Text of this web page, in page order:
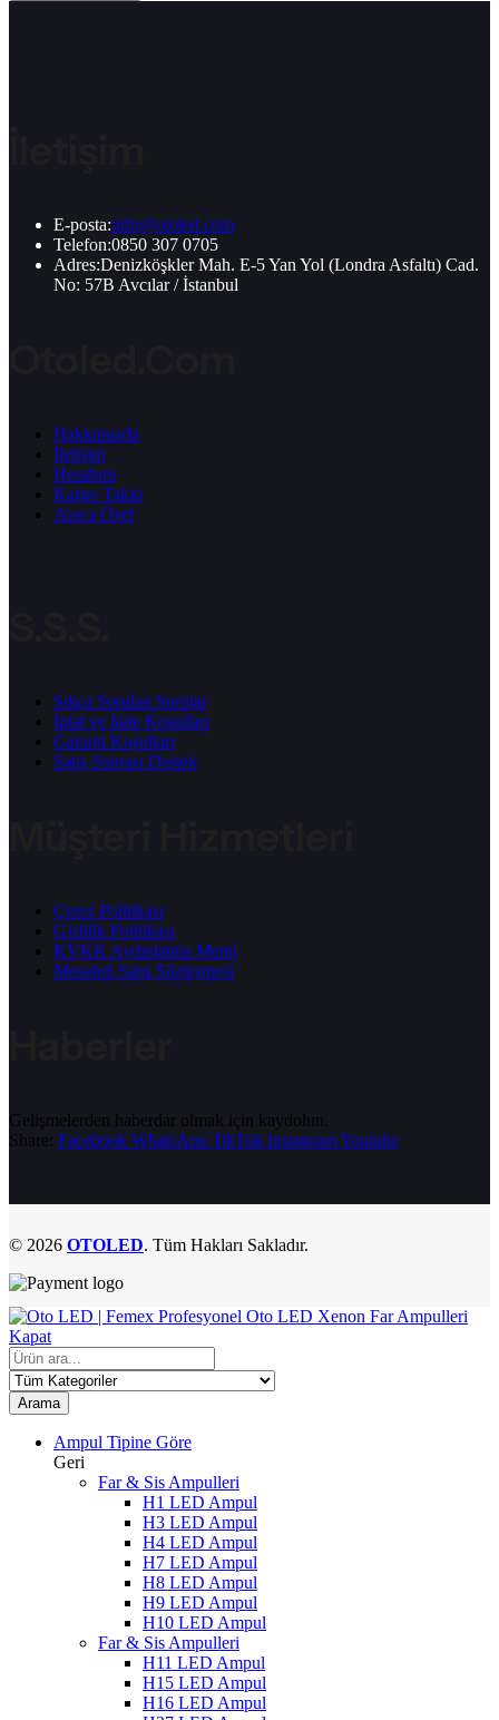
E-posta:info@otoled.com
Telefon:0850 307 0705
Adres:Denizköşkler Mah. E-5 Yan Yol (Londra Asfaltı) Cad.
No: 57B Avcılar / İstanbul
Hakkımızda
İletişim
Hesabım
Kargo Takip
Araca Özel
Sıkça Sorulan Sorular
İptal ve İade Koşulları
Garanti Koşulları
Satış Sonrası Destek
Çerez Politikası
Gizlilik Politikası
KVKK Aydınlatma Metni
Mesafeli Satış Sözleşmesi
Gelişmelerden haberdar olmak için kaydolun.
Share: Facebook WhatsApp TikTok InstagramYoutube
© 2026 OTOLED. Tüm Hakları Sakladır.
Kapat
Arama
Ampul Tipine Göre
Geri
Far & Sis Ampulleri
H1 LED Ampul
H3 LED Ampul
H4 LED Ampul
H7 LED Ampul
H8 LED Ampul
H9 LED Ampul
H10 LED Ampul
Far & Sis Ampulleri
H11 LED Ampul
H15 LED Ampul
H16 LED Ampul